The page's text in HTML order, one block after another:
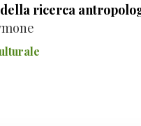
ricerca